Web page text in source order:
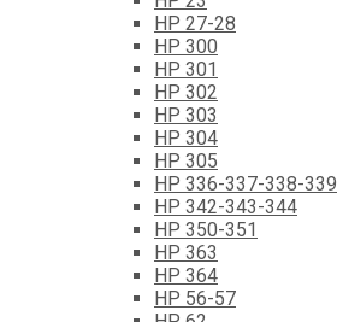
HP 27-28
HP 300
HP 301
HP 302
HP 303
HP 304
HP 305
HP 336-337-338-339
HP 342-343-344
HP 350-351
HP 363
HP 364
HP 56-57